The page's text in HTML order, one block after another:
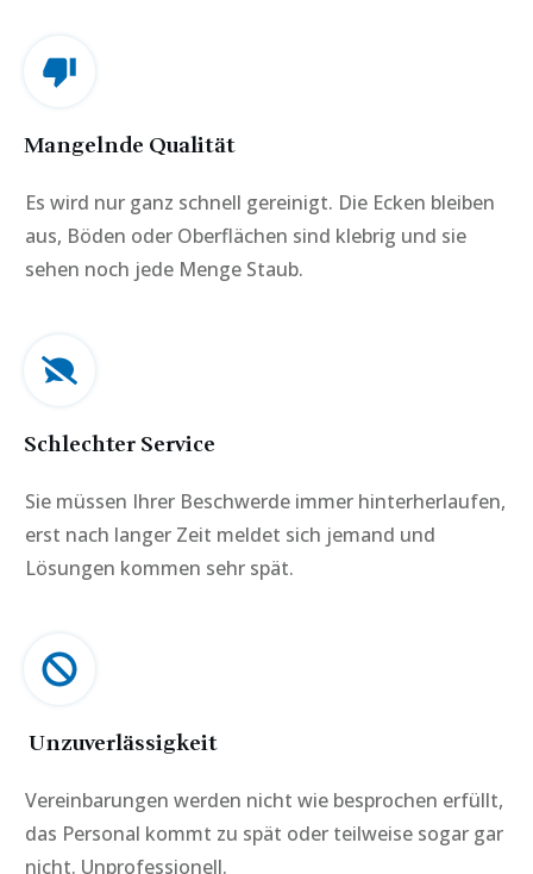
Mangelnde Qualität
Es wird nur ganz schnell gereinigt. Die Ecken bleiben
aus, Böden oder Oberflächen sind klebrig und sie
sehen noch jede Menge Staub.
Schlechter Service
Sie müssen Ihrer Beschwerde immer hinterherlaufen,
erst nach langer Zeit meldet sich jemand und
Lösungen kommen sehr spät.
Unzuverlässigkeit
Vereinbarungen werden nicht wie besprochen erfüllt,
das Personal kommt zu spät oder teilweise sogar gar
nicht. Unprofessionell.